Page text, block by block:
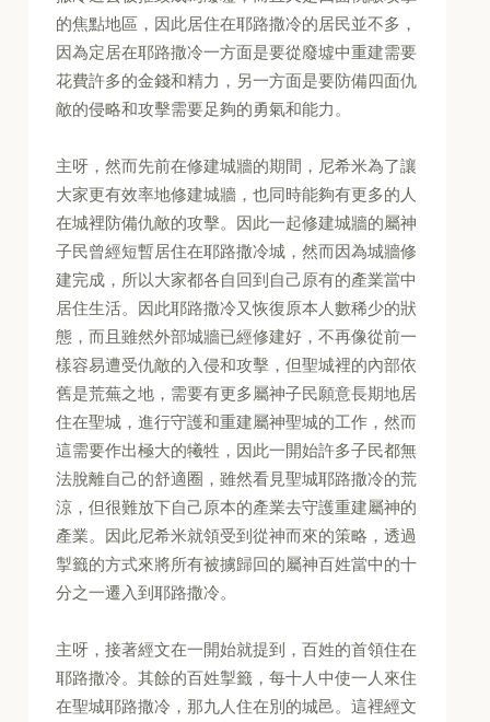
的焦點地區，因此居住在耶路撒冷的居民並不多，
因為定居在耶路撒冷一方面是要從廢墟中重建需要
花費許多的金錢和精力，另一方面是要防備四面仇
敵的侵略和攻擊需要足夠的勇氣和能力。
主呀，然而先前在修建城牆的期間，尼希米為了讓
大家更有效率地修建城牆，也同時能夠有更多的人
在城裡防備仇敵的攻擊。因此一起修建城牆的屬神
子民曾經短暫居住在耶路撒冷城，然而因為城牆修
建完成，所以大家都各自回到自己原有的產業當中
居住生活。因此耶路撒冷又恢復原本人數稀少的狀
態，而且雖然外部城牆已經修建好，不再像從前一
樣容易遭受仇敵的入侵和攻擊，但聖城裡的內部依
舊是荒蕪之地，需要有更多屬神子民願意長期地居
住在聖城，進行守護和重建屬神聖城的工作，然而
這需要作出極大的犧牲，因此一開始許多子民都無
法脫離自己的舒適圈，雖然看見聖城耶路撒冷的荒
涼，但很難放下自己原本的產業去守護重建屬神的
產業。因此尼希米就領受到從神而來的策略，透過
掣籤的方式來將所有被擄歸回的屬神百姓當中的十
分之一遷入到耶路撒冷。
主呀，接著經文在一開始就提到，百姓的首領住在
耶路撒冷。其餘的百姓掣籤，每十人中使一人來住
在聖城耶路撒冷，那九人住在別的城邑。這裡經文